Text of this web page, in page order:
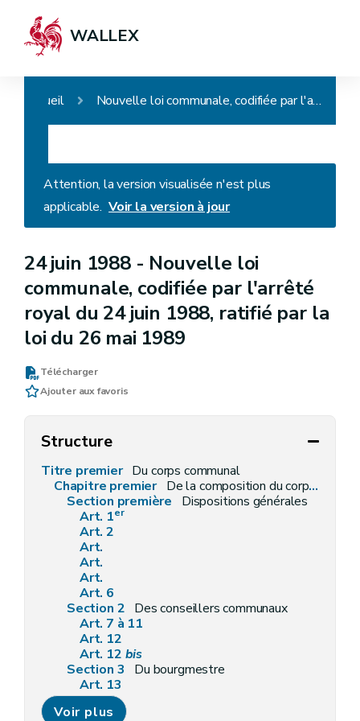
WALLEX
Accueil Nouvelle loi communale, codifiée par l'arrêté royal du 24 juin 1988, ratifié par la loi du 26 mai 1989
Attention, la version visualisée n'est plus
applicable. Voir la version à jour
24 juin 1988 - Nouvelle loi
communale, codifiée par l'arrêté
royal du 24 juin 1988, ratifié par la
loi du 26 mai 1989
Télécharger
Ajouter aux favoris
Structure
Titre premier Du corps communal
Chapitre premier De la composition du corps communal
Section première
Dispositions générales
Art. 1er
Art. 2
Art.
Art.
Art.
Art. 6
Section 2 Des conseillers communaux
Art. 7 à 11
Art. 12
Art. 12 bis
Section 3
Du bourgmestre
Art. 13
Art. 14
Art. 14bis
Voir plus